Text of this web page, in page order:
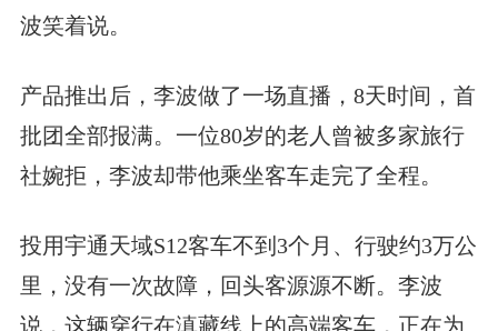
波笑着说。
产品推出后，李波做了一场直播，8天时间，首
批团全部报满。一位80岁的老人曾被多家旅行
社婉拒，李波却带他乘坐客车走完了全程。
投用宇通天域S12客车不到3个月、行驶约3万公
里，没有一次故障，回头客源源不断。李波
说，这辆穿行在滇藏线上的高端客车，正在为